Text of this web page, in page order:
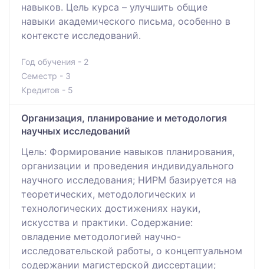
навыков. Цель курса – улучшить общие
навыки академического письма, особенно в
контексте исследований.
Год обучения - 2
Семестр - 3
Кредитов - 5
Организация, планирование и методология
научных исследований
Цель: Формирование навыков планирования,
организации и проведения индивидуального
научного исследования; НИРМ базируется на
теоретических, методологических и
технологических достижениях науки,
искусства и практики. Содержание:
овладение методологией научно-
исследовательской работы, о концептуальном
содержании магистерской диссертации;